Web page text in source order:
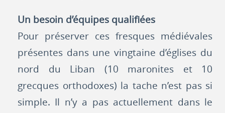
Un besoin d’équipes qualifiées
Pour préserver ces fresques médiévales
présentes dans une vingtaine d’églises du
nord du Liban (10 maronites et 10
grecques orthodoxes) la tache n’est pas si
simple. Il n’y a pas actuellement dans le